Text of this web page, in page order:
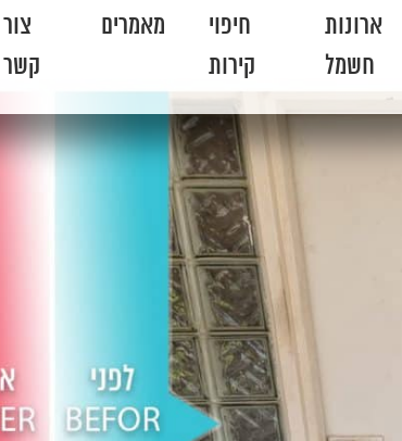
ארונות
חשמל
חיפוי
קירות
מאמרים
צור
קשר